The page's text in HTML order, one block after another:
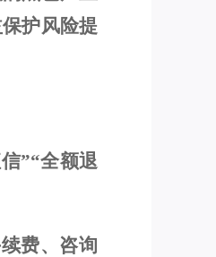
护风险提
”“全额退
费、咨询